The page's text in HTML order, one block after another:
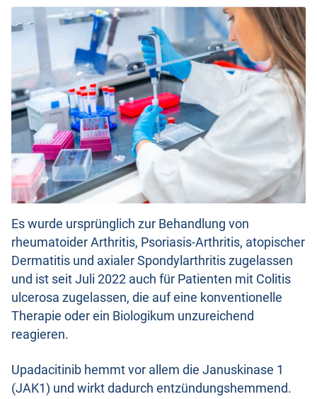
Es wurde ursprünglich zur Behandlung von
rheumatoider Arthritis, Psoriasis-Arthritis, atopischer
Dermatitis und axialer Spondylarthritis zugelassen
und ist seit Juli 2022 auch für Patienten mit Colitis
ulcerosa zugelassen, die auf eine konventionelle
Therapie oder ein Biologikum unzureichend
reagieren.
Upadacitinib hemmt vor allem die Januskinase 1
(JAK1) und wirkt dadurch entzündungshemmend.